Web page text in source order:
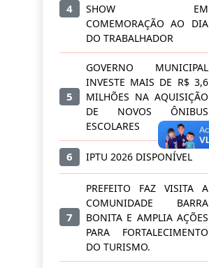
4
SHOW EM
COMEMORAÇÃO AO DIA
DO TRABALHADOR
5
GOVERNO MUNICIPAL
INVESTE MAIS DE R$ 3,6
MILHÕES NA AQUISIÇÃO
DE NOVOS ÔNIBUS
ESCOLARES
6 IPTU 2026 DISPONÍVEL
7
PREFEITO FAZ VISITA A
COMUNIDADE BARRA
BONITA E AMPLIA AÇÕES
PARA FORTALECIMENTO
DO TURISMO.